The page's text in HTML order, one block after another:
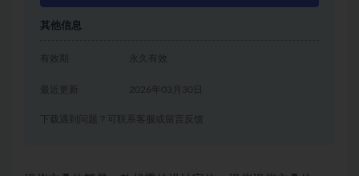
其他信息
有效期 永久有效
2026年03月30日
下载遇到问题？可联系客服或留言反馈